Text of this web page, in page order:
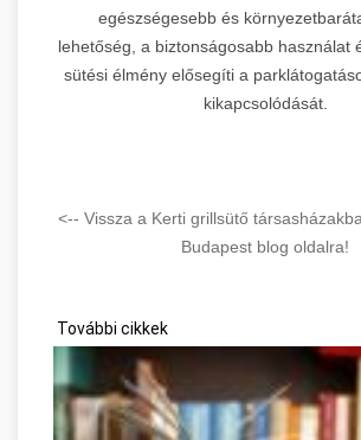
egészségesebb és
lehetőség, a biztonságosabb használat
sütési élmény elősegíti a
kikapcsolódását.
<-- Vissza a Kerti grillsütő
Budapest blog oldalra!
További cikkek